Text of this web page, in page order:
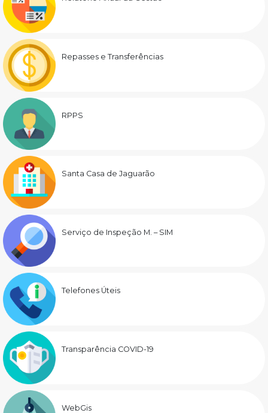
Repasses e Transferências
RPPS
Santa Casa de Jaguarão
Serviço de Inspeção M. – SIM
Telefones Úteis
Transparência COVID-19
WebGis